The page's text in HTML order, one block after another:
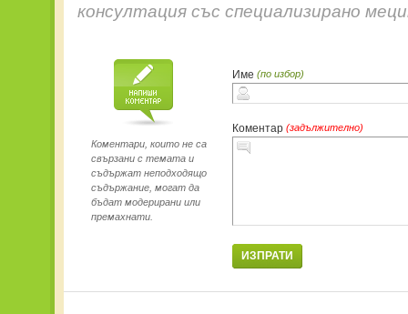
консултация със специализирано
Име (по избор)
Коментар (задължително)
ИЗПРАТИ
Коментари, които не са
свързани с темата и
съдържат неподходящо
съдържание, могат да
бъдат модерирани или
премахнати.